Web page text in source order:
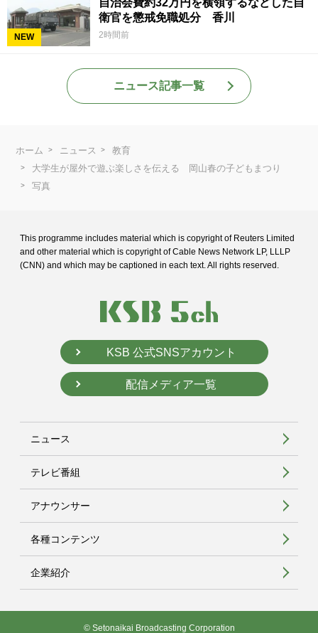
NEW
衛官を懲戒免職処分 香川
2時間前
ニュース記事一覧
ホーム ニュース
教育
大学生が屋外で遊ぶ楽しさを伝える 岡山春の子どもまつり
写真
This programme includes material which is copyright of Reuters Limited
and other material which is copyright of Cable News Network LP, LLLP
(CNN) and which may be captioned in each text. All rights reserved.
KSB 公式SNSアカウント
配信メディア一覧
ニュース
テレビ番組
アナウンサー
各種コンテンツ
企業紹介
© Setonaikai Broadcasting Corporation